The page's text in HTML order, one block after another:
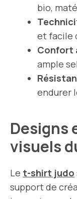
bio,
et facile
Confort
ample
endurer
Designs
visuels
Le t-shirt judo
support de